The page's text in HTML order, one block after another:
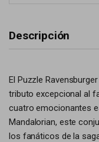
Descripción
El Puzzle
tributo excepcional al
cuatro emocionantes
Mandalorian, este
los fanáticos de la